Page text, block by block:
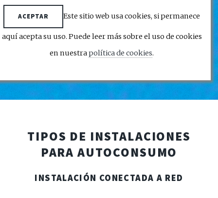
TIPOS DE INSTALACIONES
PARA AUTOCONSUMO
INSTALACIÓN CONECTADA A RED
MENU
ACEPTAR Este sitio web usa cookies, si permanece
aquí acepta su uso. Puede leer más sobre el uso de cookies
en nuestrapolítica de cookies.